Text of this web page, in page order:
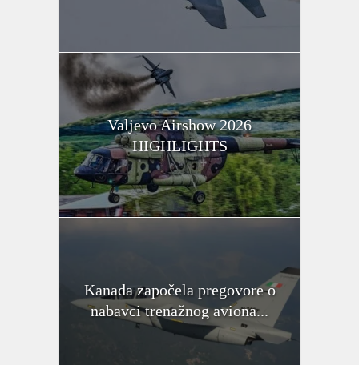
Valjevo Airshow 2026
HIGHLIGHTS
Kanada započela pregovore o
nabavci trenažnog aviona...